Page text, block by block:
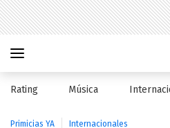
Rating Música
Primicias YA Internacionales